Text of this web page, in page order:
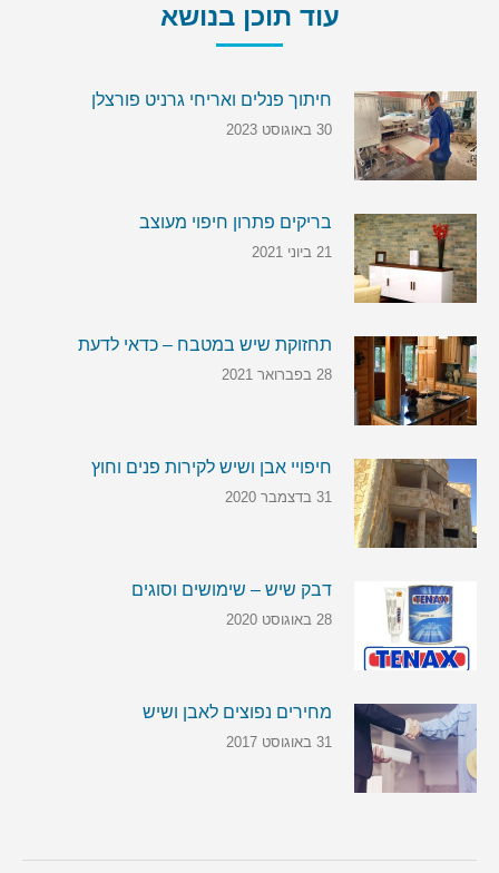
עוד תוכן בנושא
חיתוך פנלים ואריחי גרניט פורצלן
30 באוגוסט 2023
בריקים פתרון חיפוי מעוצב
21 ביוני 2021
תחזוקת שיש במטבח – כדאי לדעת
28 בפברואר 2021
חיפויי אבן ושיש לקירות פנים וחוץ
31 בדצמבר 2020
דבק שיש – שימושים וסוגים
28 באוגוסט 2020
מחירים נפוצים לאבן ושיש
31 באוגוסט 2017